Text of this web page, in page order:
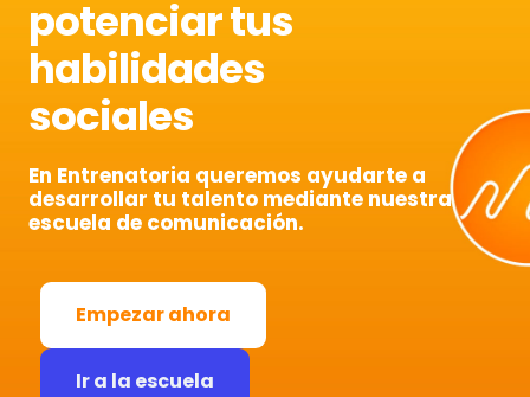
potenciar tus
habilidades
sociales
En Entrenatoria queremos ayudarte a
desarrollar tu talento mediante nuestra
escuela de comunicación.
Empezar ahora
Ir a la escuela